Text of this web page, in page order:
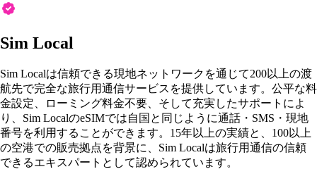
Sim Local
Sim Localは信頼できる現地ネットワークを通じて200以上の渡
航先で完全な旅行用通信サービスを提供しています。公平な料
金設定、ローミング料金不要、そして充実したサポートによ
り、Sim LocalのeSIMでは自国と同じように通話・SMS・現地
番号を利用することができます。15年以上の実績と、100以上
の空港での販売拠点を背景に、Sim Localは旅行用通信の信頼
できるエキスパートとして認められています。